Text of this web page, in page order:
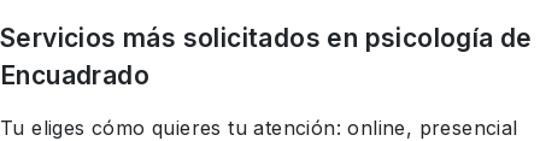
Servicios más solicitados en psicología de
Encuadrado
Tu eliges cómo quieres tu atención: online, presencial